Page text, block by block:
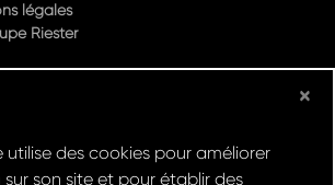
Riester
par
×
utilise des cookies pour améliorer
son site et pour établir des